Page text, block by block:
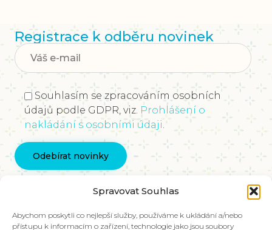
Spravovat Souhlas
Abychom poskytli co nejlepší služby, používáme k ukládání a/nebo
přístupu k informacím o zařízení, technologie jako jsou soubory
Registrace k odběru novinek
Souhlasím se zpracováním osobních
údajů podle GDPR, viz. Prohlášení o
nakládání s osobními údaji.
Kontaktujte nás
info@vychovakectnostem.cz
Nadace Pangea, Rohanské nábřeží 671/15, Karlín,